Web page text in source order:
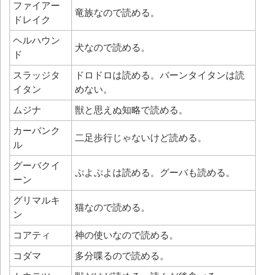
ファイアー
ドレイク
竜族なので読める。
ヘルハウン
ド
犬なので読める。
スラッジタ
イタン
ドロドロは読める。バーンタイタンは読
めない。
ムジナ 獣と思えぬ知略で読める。
カーバンク
ル
二足歩行じゃないけど読める。
グーバクイ
ーン
ぷよぷよは読める。グーバも読める。
グリマルキ
ン
猫なので読める。
コアティ 神の使いなので読める。
コダマ 多分喋るので読める。